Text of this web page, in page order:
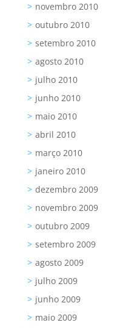
novembro 2010
outubro 2010
setembro 2010
agosto 2010
julho 2010
junho 2010
maio 2010
abril 2010
março 2010
janeiro 2010
dezembro 2009
novembro 2009
outubro 2009
setembro 2009
agosto 2009
julho 2009
junho 2009
maio 2009